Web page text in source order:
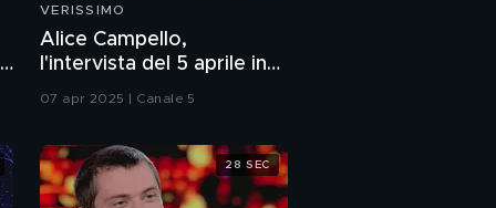
mio inno per le donne"
Marcella Bella e i Twins
Violins
VERISSIMO
Alice Campello,
l'intervista del 5 aprile in
100 secondi
07 apr 2025 | Canale 5
28 SEC